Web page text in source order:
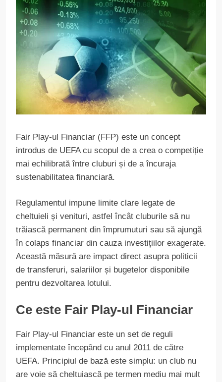
Fair Play-ul Financiar (FFP) este un concept
introdus de UEFA cu scopul de a crea o competiție
mai echilibrată între cluburi și de a încuraja
sustenabilitatea financiară.
Regulamentul impune limite clare legate de
cheltuieli și venituri, astfel încât cluburile să nu
trăiască permanent din împrumuturi sau să ajungă
în colaps financiar din cauza investițiilor exagerate.
Această măsură are impact direct asupra politicii
de transferuri, salariilor și bugetelor disponibile
pentru dezvoltarea lotului.
Ce este Fair Play-ul Financiar
Fair Play-ul Financiar este un set de reguli
implementate începând cu anul 2011 de către
UEFA. Principiul de bază este simplu: un club nu
are voie să cheltuiască pe termen mediu mai mult